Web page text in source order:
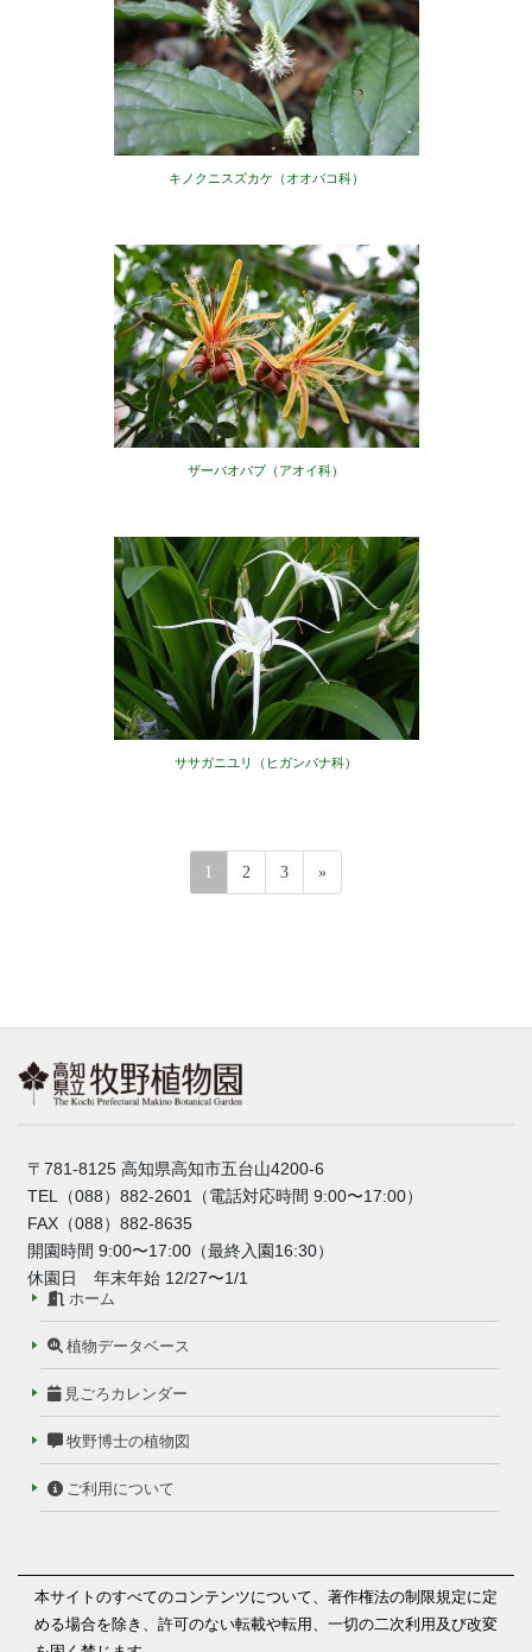
キノクニスズカケ（オオバコ科）
ザーバオバブ（アオイ科）
ササガニユリ（ヒガンバナ科）
投
稿
ジ
送
り
ペ
ー
1
ペ
ー
2
ペ
ー
3 »
〒781-8125 高知県高知市五台山4200-6
TEL（088）882-2601（電話対応時間 9:00〜17:00）
FAX（088）882-8635
開園時間 9:00〜17:00（最終入園16:30）
休園日 年末年始 12/27〜1/1
ホーム
植物データベース
見ごろカレンダー
牧野博士の植物図
ご利用について
本サイトのすべてのコンテンツについて、著作権法の制限規定に定
める場合を除き、許可のない転載や転用、一切の二次利用及び改変